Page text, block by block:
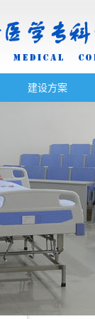
建设方案